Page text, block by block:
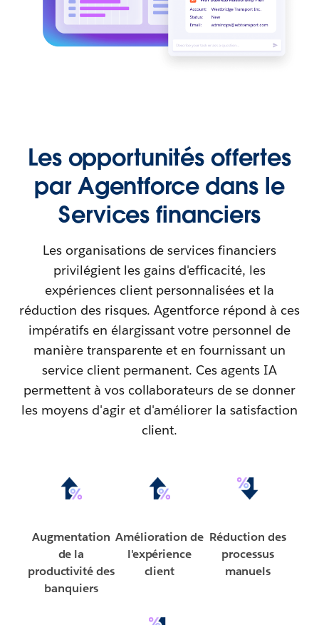
Les opportunités offertes
par Agentforce dans le
Services financiers
Les organisations de services financiers
privilégient les gains d'efficacité, les
expériences client personnalisées et la
réduction des risques. Agentforce répond à ces
impératifs en élargissant votre personnel de
manière transparente et en fournissant un
service client permanent. Ces agents IA
permettent à vos collaborateurs de se donner
les moyens d'agir et d'améliorer la satisfaction
client.
Augmentation
de la
productivité des
banquiers
Amélioration de
l'expérience
client
Réduction des
processus
manuels